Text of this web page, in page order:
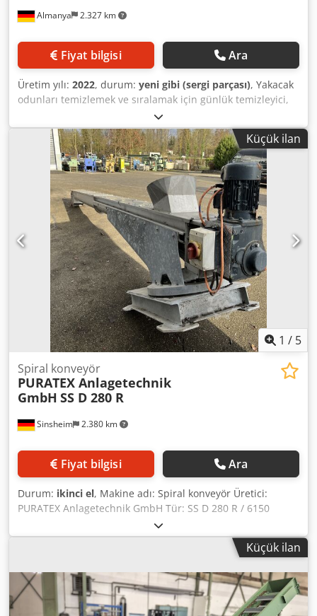
Almanya 2.327 km
Fiyat bilgisi Ara
Üretim yılı: 2022, durum: yeni gibi (sergi parçası), Yakacak
odunları temizlemek ve sıralamak için günlük temizleyici,
pencere ekranı, pencere temizleyicisi. Yangın Odun
Temizleyici Odun Elek Dedpfxjci U I Nj Acdswa
Küçük ilan
1 / 5
Sinsheim 2.380 km
Spiral konveyör
PURATEX Anlagetechnik
GmbH SS D 280 R
Fiyat bilgisi Ara
Durum: ikinci el, Makine adı: Spiral konveyör Üretici:
PURATEX Anlagetechnik GmbH Tür: SS D 280 R / 6150
Yapım yılı: 2008 Hız: 28 rpm Oluk genişliği: 280 mm
Konveyör uzunluğu: 6150 mm Vida çapı: 240 mm
Pompalama / dozajlama: kanalizasyon çamuru veya
Dedpfsrpmgfsx Acdjwa Boyutlar: U 6.600 x G 400 x Y 1.600
mm Boş ağırlık: 800 kg Teknoloji. Belgeleme: Evet Not:
Paslanmaz çelikten yapılmış oluk ve yumuşak çelikten
Küçük ilan